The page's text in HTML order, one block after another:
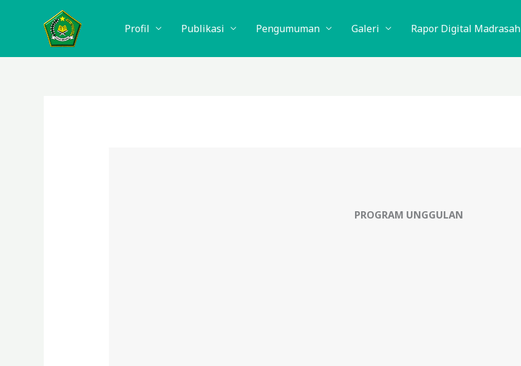
Profil Publikasi Pengumuman Galeri Rapor Digital Madrasah
PROGRAM UNGGULAN